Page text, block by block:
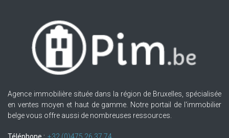
Agence immobilière située dans la région de Bruxelles, spécialisée
en ventes moyen et haut de gamme. Notre portail de l'immobilier
belge vous offre aussi de nombreuses ressources.